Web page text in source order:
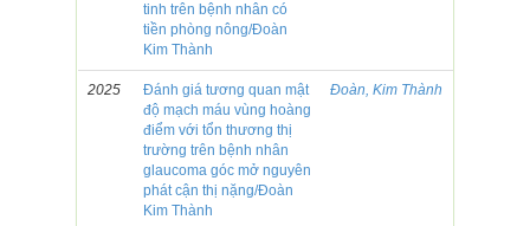
tinh trên bệnh nhân có
tiền phòng nông/Đoàn
Kim Thành
2025
Đánh giá tương quan mật
độ mạch máu vùng hoàng
điểm với tổn thương thị
trường trên bệnh nhân
glaucoma góc mở nguyên
phát cận thị nặng/Đoàn
Kim Thành
Đoàn, Kim Thành